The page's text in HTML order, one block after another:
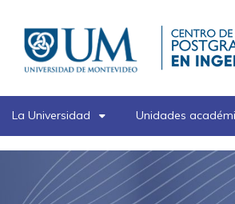
contenido
principal
La Universidad Unidades